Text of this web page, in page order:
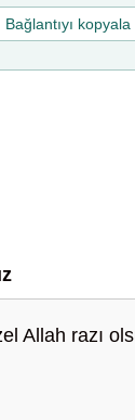
Bağlantıyı kopyala
Allah razı